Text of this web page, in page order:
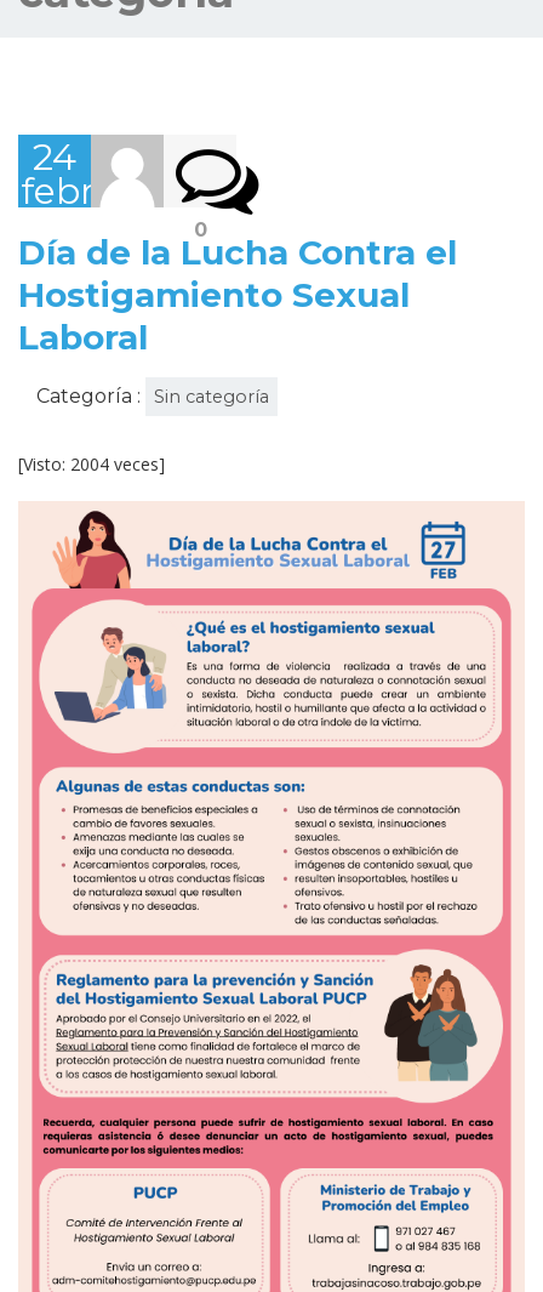
24
febrero,
0
Día de la Lucha Contra el
Hostigamiento Sexual
Laboral
Categoría : Sin categoría
[Visto: 2004 veces]